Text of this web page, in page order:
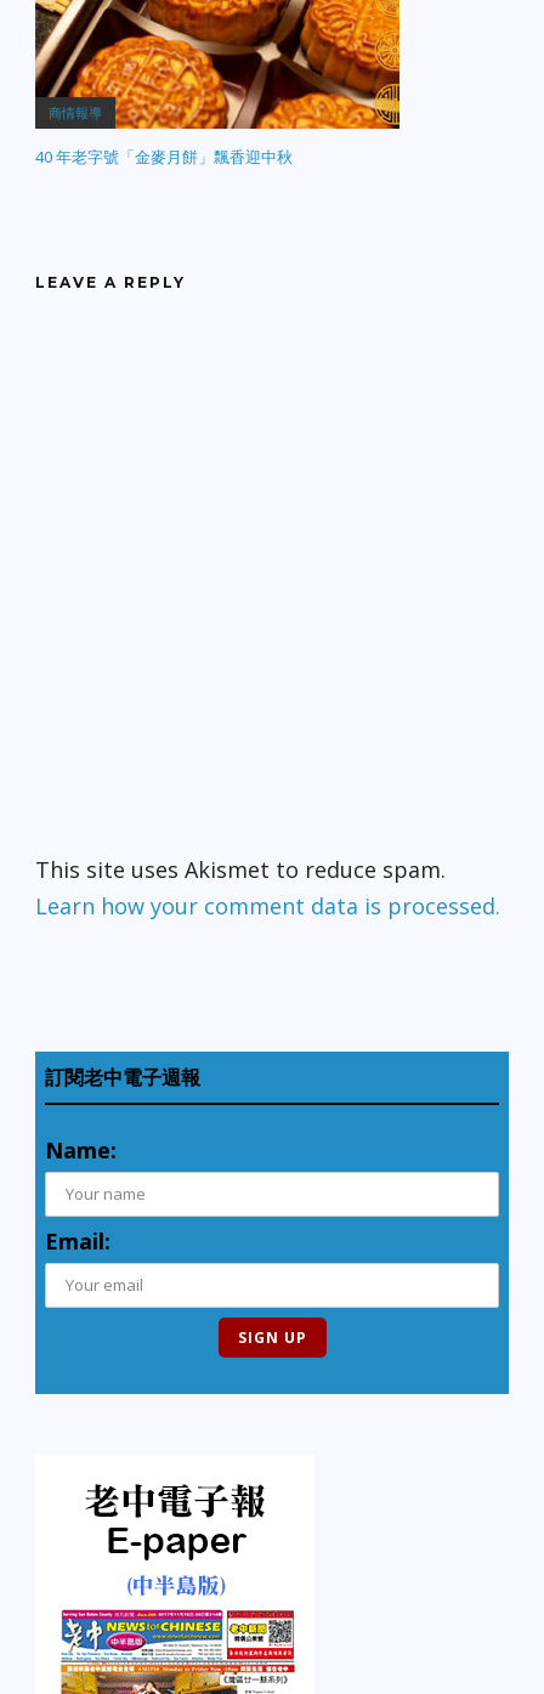
商情報導
40 年老字號「金麥月餅」飄香迎中秋
LEAVE A REPLY
This site uses Akismet to reduce spam.
Learn how your comment data is processed.
訂閱老中電子週報
Name:
Email: